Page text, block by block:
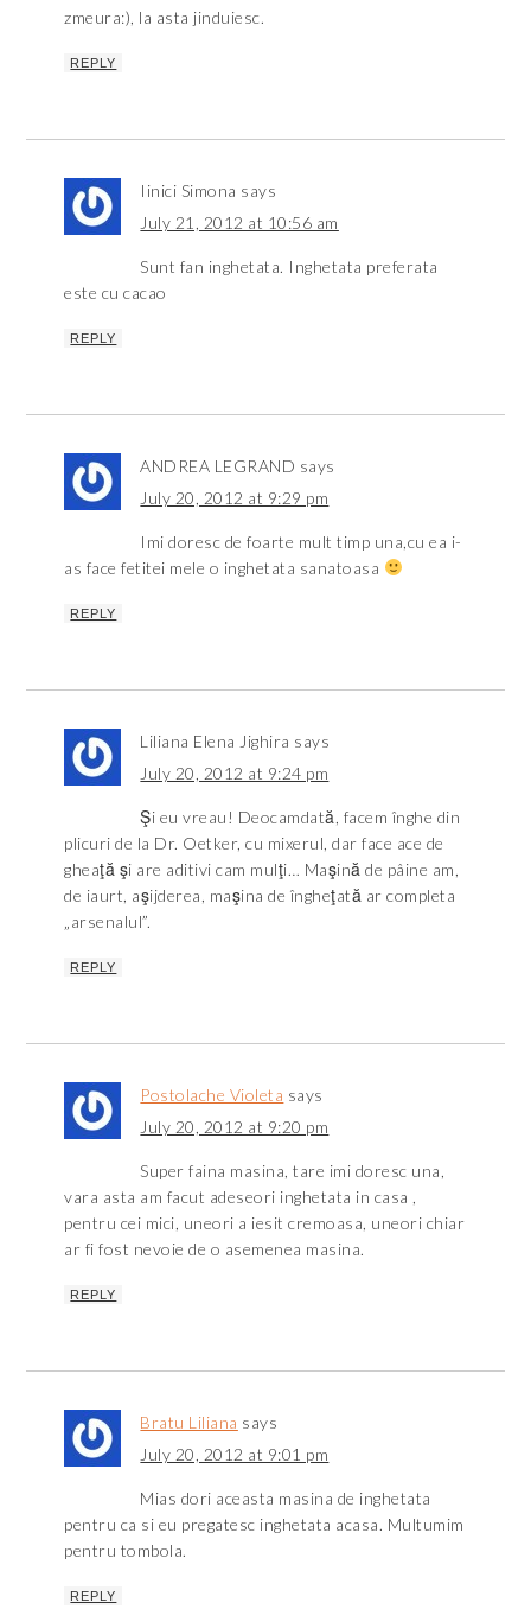
zmeura:), la asta jinduiesc.
REPLY
Iinici Simona says
July 21, 2012 at 10:56 am
Sunt fan inghetata. Inghetata preferata
este cu cacao
REPLY
ANDREA LEGRAND says
July 20, 2012 at 9:29 pm
Imi doresc de foarte mult timp una,cu ea i-
as face fetitei mele o inghetata sanatoasa
REPLY
Liliana Elena Jighira says
July 20, 2012 at 9:24 pm
Şi eu vreau! Deocamdată, facem înghe din
plicuri de la Dr. Oetker, cu mixerul, dar face ace de
gheaţă şi are aditivi cam mulţi… Maşină de pâine am,
de iaurt, aşijderea, maşina de îngheţată ar completa
„arsenalul”.
REPLY
Postolache Violeta says
July 20, 2012 at 9:20 pm
Super faina masina, tare imi doresc una,
vara asta am facut adeseori inghetata in casa ,
pentru cei mici, uneori a iesit cremoasa, uneori chiar
ar fi fost nevoie de o asemenea masina.
REPLY
Bratu Liliana says
July 20, 2012 at 9:01 pm
Mias dori aceasta masina de inghetata
pentru ca si eu pregatesc inghetata acasa. Multumim
pentru tombola.
REPLY